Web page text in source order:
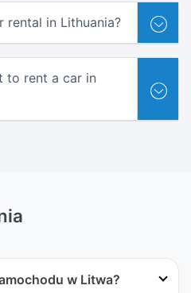
rental in Lithuania?
to rent a car in
w Litwa?